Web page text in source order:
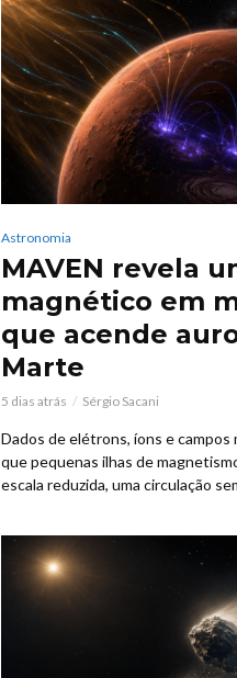
Astronomia
MAVEN revela
magnético em
que acende
Marte
5 dias atrás Sérgio Sacani
Dados de elétrons, íons e
que pequenas ilhas de
escala reduzida, uma circulação